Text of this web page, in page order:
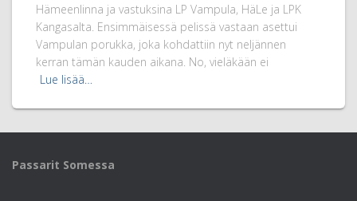
Hämeenlinna ja vastuksina LP Vampula, HäLe ja LPK
Kangasalta. Ensimmäisessä pelissä vastaan asettui
Vampulan porukka, joka kohdattiin nyt neljännen
kerran tämän kauden aikana. No, vieläkään ei
Lue lisää…
Passarit Somessa